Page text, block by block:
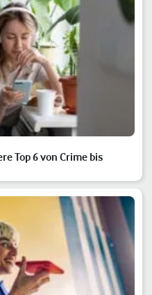
Top 6 von Crime bis